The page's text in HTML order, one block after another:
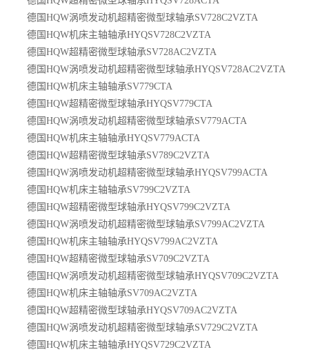
德国HQW涡喷发动机超精密微型球轴承SV728C2VZTA
德国HQW机床主轴轴承HYQSV728C2VZTA
德国HQW超精密微型球轴承SV728AC2VZTA
德国HQW涡喷发动机超精密微型球轴承HYQSV728AC2VZTA
德国HQW机床主轴轴承SV779CTA
德国HQW超精密微型球轴承HYQSV779CTA
德国HQW涡喷发动机超精密微型球轴承SV779ACTA
德国HQW机床主轴轴承HYQSV779ACTA
德国HQW超精密微型球轴承SV789C2VZTA
德国HQW涡喷发动机超精密微型球轴承HYQSV799ACTA
德国HQW机床主轴轴承SV799C2VZTA
德国HQW超精密微型球轴承HYQSV799C2VZTA
德国HQW涡喷发动机超精密微型球轴承SV799AC2VZTA
德国HQW机床主轴轴承HYQSV799AC2VZTA
德国HQW超精密微型球轴承SV709C2VZTA
德国HQW涡喷发动机超精密微型球轴承HYQSV709C2VZTA
德国HQW机床主轴轴承SV709AC2VZTA
德国HQW超精密微型球轴承HYQSV709AC2VZTA
德国HQW涡喷发动机超精密微型球轴承SV729C2VZTA
德国HQW机床主轴轴承HYQSV729C2VZTA